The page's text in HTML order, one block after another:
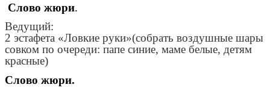
Слово жюри.
Ведущий:
2 эстафета «Ловкие руки»(собрать воздушные шары
совком по очереди: папе синие, маме белые, детям
красные)
Слово жюри.